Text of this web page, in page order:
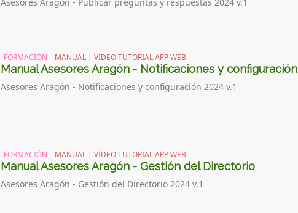
FORMACIÓN MANUAL | VÍDEO TUTORIAL APP WEB
Manual Asesores Aragón - Notificaciones y configuración
Asesores Aragón - Notificaciones y configuración 2024 v.1
FORMACIÓN MANUAL | VÍDEO TUTORIAL APP WEB
Manual Asesores Aragón - Gestión del Directorio
Asesores Aragón - Gestión del Directorio 2024 v.1